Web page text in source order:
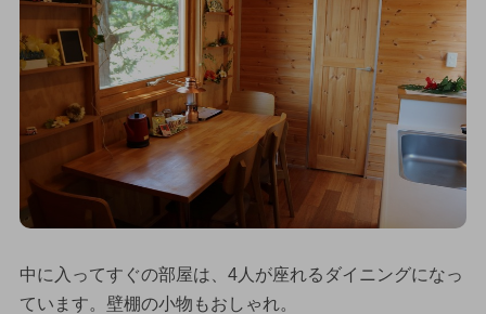
中に入ってすぐの部屋は、4人が座れるダイニングになっ
ています。壁棚の小物もおしゃれ。